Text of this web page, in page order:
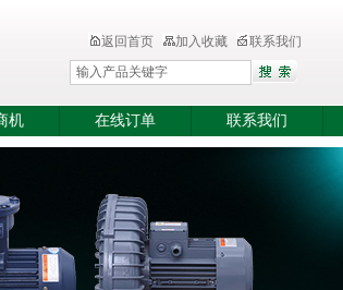
返回首页 加入收藏 联系我们
机 在线订单 联系我们